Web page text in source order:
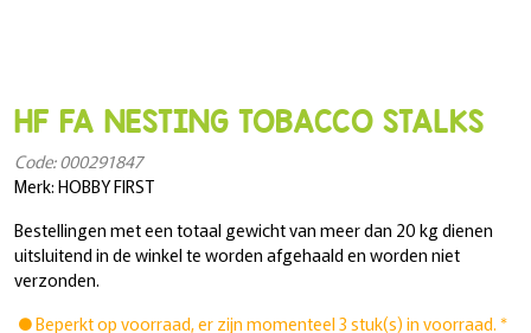
HF FA NESTING TOBACCO STALKS
Code: 000291847
Merk: HOBBY FIRST
Bestellingen met een totaal gewicht van meer dan 20 kg dienen
uitsluitend in de winkel te worden afgehaald en worden niet
verzonden.
Beperkt op voorraad, er zijn momenteel 3 stuk(s) in voorraad. *